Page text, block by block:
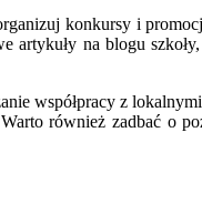
konkursy i
artykuły na blogu
współpracy z
również zadbać o